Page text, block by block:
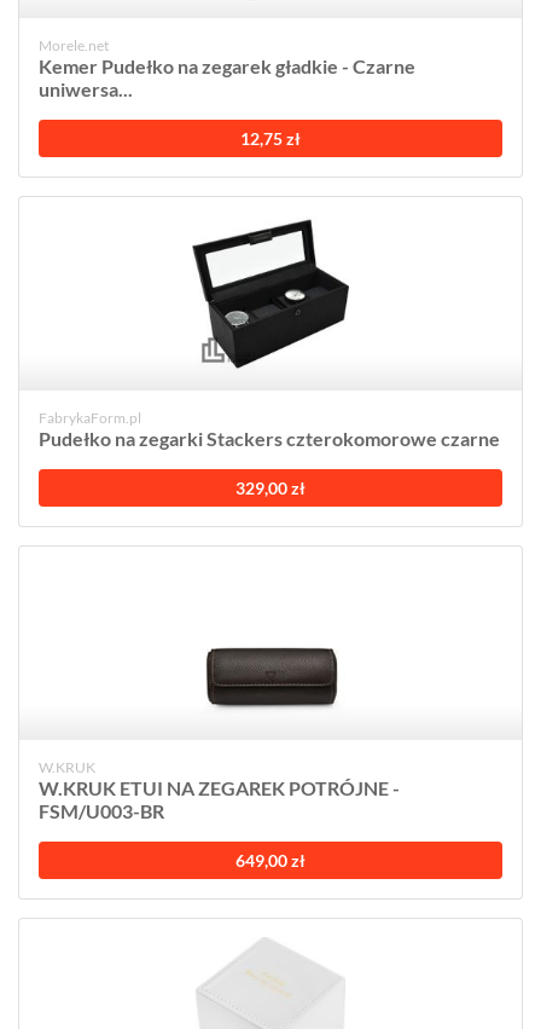
Morele.net
Kemer Pudełko na zegarek gładkie - Czarne
uniwersa...
12,75 zł
FabrykaForm.pl
Pudełko na zegarki Stackers czterokomorowe czarne
329,00 zł
W.KRUK
W.KRUK ETUI NA ZEGAREK POTRÓJNE -
FSM/U003-BR
649,00 zł